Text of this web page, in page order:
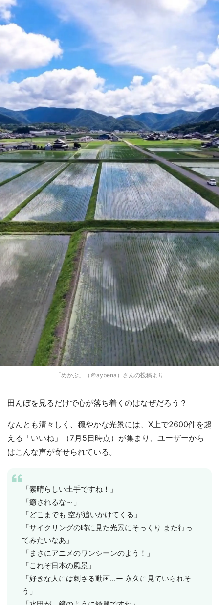
「めかぶ」（＠aybena）さんの投稿より
田んぼを見るだけで心が落ち着くのはなぜだろう？
なんとも清々しく、穏やかな光景には、X上で2600件を超
える「いいね」（7月5日時点）が集まり、ユーザーから
はこんな声が寄せられている。
「素晴らしい土手ですね！」
「癒されるな～」
「どこまでも 空が追いかけてくる」
「サイクリングの時に見た光景にそっくり また行っ
てみたいなあ」
「まさにアニメのワンシーンのよう！」
「これぞ日本の風景」
「好きな人には刺さる動画...ー 永久に見ていられそ
う」